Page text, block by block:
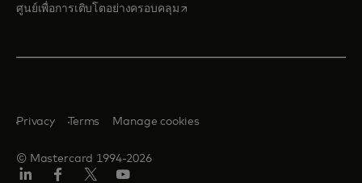
ศูนย์เพื่อการเติบโตอย่างครอบคลุมopens in a new tab
© Mastercard 1994-2026
Privacy Terms Manage cookies